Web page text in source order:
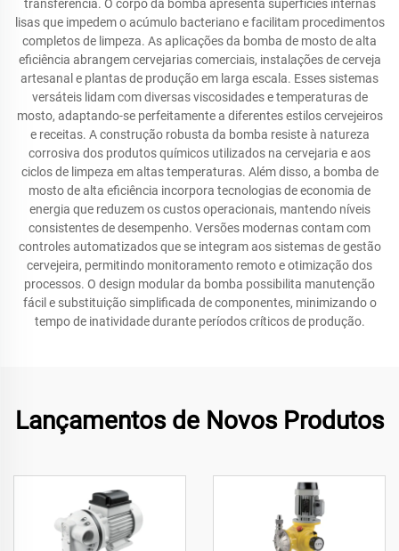
transferência. O corpo da bomba apresenta superfícies internas
lisas que impedem o acúmulo bacteriano e facilitam procedimentos
completos de limpeza. As aplicações da bomba de mosto de alta
eficiência abrangem cervejarias comerciais, instalações de cerveja
artesanal e plantas de produção em larga escala. Esses sistemas
versáteis lidam com diversas viscosidades e temperaturas de
mosto, adaptando-se perfeitamente a diferentes estilos cervejeiros
e receitas. A construção robusta da bomba resiste à natureza
corrosiva dos produtos químicos utilizados na cervejaria e aos
ciclos de limpeza em altas temperaturas. Além disso, a bomba de
mosto de alta eficiência incorpora tecnologias de economia de
energia que reduzem os custos operacionais, mantendo níveis
consistentes de desempenho. Versões modernas contam com
controles automatizados que se integram aos sistemas de gestão
cervejeira, permitindo monitoramento remoto e otimização dos
processos. O design modular da bomba possibilita manutenção
fácil e substituição simplificada de componentes, minimizando o
tempo de inatividade durante períodos críticos de produção.
Lançamentos de Novos Produtos